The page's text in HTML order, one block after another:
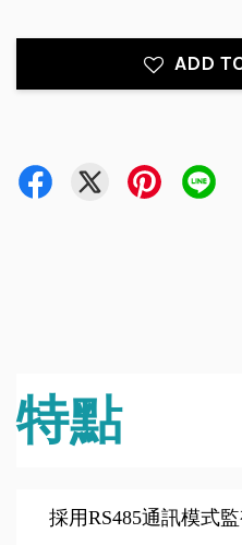
ADD
特點
採用RS485通訊模式